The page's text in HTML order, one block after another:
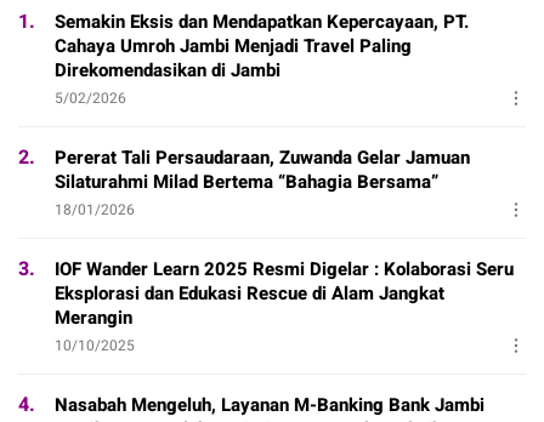
1.
Semakin Eksis dan Mendapatkan Kepercayaan, PT.
Cahaya Umroh Jambi Menjadi Travel Paling
Direkomendasikan di Jambi
5/02/2026
2.
Pererat Tali Persaudaraan, Zuwanda Gelar Jamuan
Silaturahmi Milad Bertema “Bahagia Bersama”
18/01/2026
3.
IOF Wander Learn 2025 Resmi Digelar : Kolaborasi Seru
Eksplorasi dan Edukasi Rescue di Alam Jangkat
Merangin
10/10/2025
4.
Nasabah Mengeluh, Layanan M-Banking Bank Jambi